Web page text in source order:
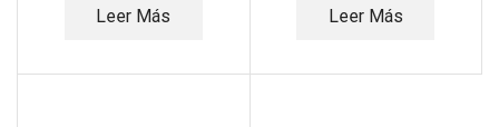
Leer Más Leer Más